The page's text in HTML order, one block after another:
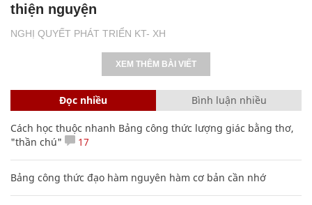
NGHỊ QUYẾT PHÁT TRIỂN KT- XH
thiện nguyện
XEM THÊM BÀI VIẾT
Đọc nhiều Bình luận nhiều
Cách học thuộc nhanh Bảng công thức lượng giác bằng thơ,
"thần chú"
17
Bảng công thức đạo hàm nguyên hàm cơ bản cần nhớ